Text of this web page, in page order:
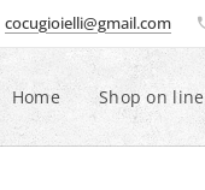
cocugioielli@gmail.com
Home Shop on line